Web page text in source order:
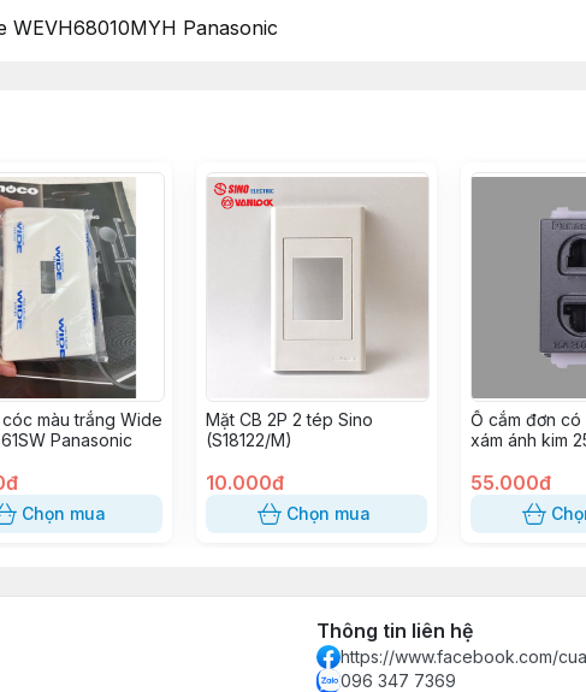
WEVH68010MYH Panasonic
cóc màu trắng Wide
Panasonic
Chọn mua
Mặt CB 2P 2 tép Sino
(S18122/M)
10.000đ
Chọn mua
Ổ cắm đơn có
xám ánh kim
55.000đ
Thông tin liên hệ
https://www.facebook.com/
096 347 7369